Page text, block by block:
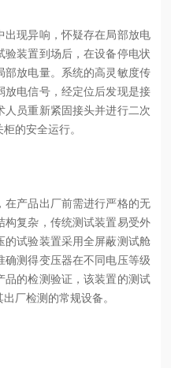
出现异响，怀疑存在局部放电
验装置到场后，在设备停电状
部放电量。系统的高灵敏度传
放电信号，经定位后发现是接
员重新紧固接头并进行二次
的安全运行。
在产品出厂前需进行严格的无
构复杂，传统测试装置易受外
的试验装置采用全屏蔽测试舱
测得变压器在不同电压等级
品的检测验证，该装置的测试
厂检测的常规设备。